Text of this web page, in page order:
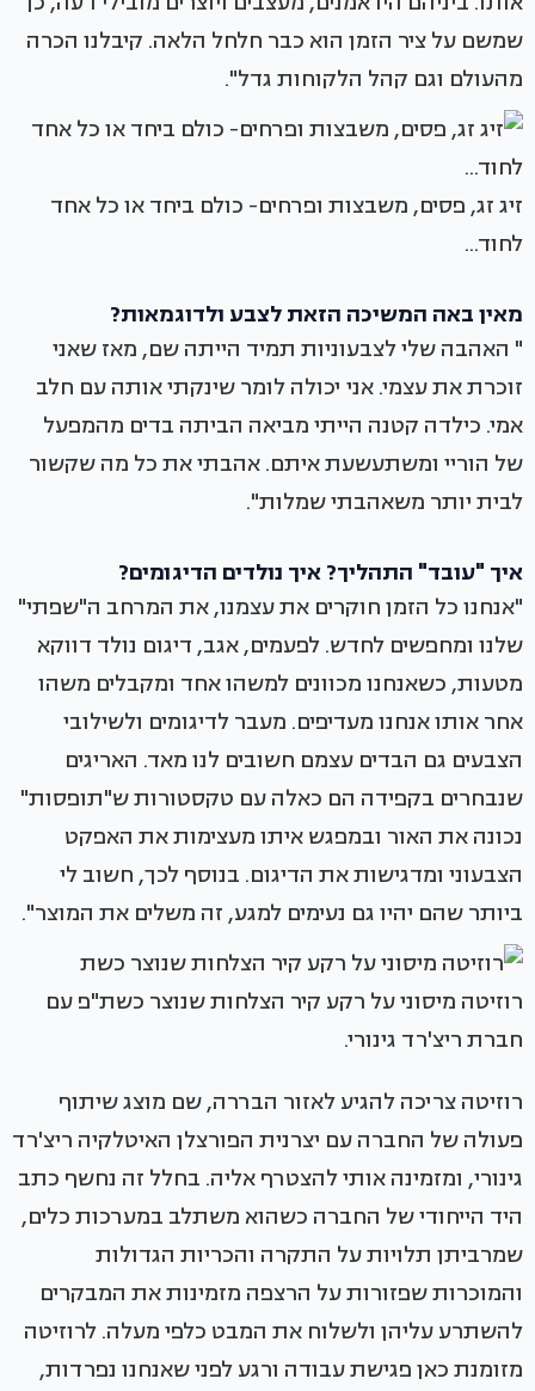
שמשם על ציר הזמן הוא כבר חלחל הלאה. קיבלנו הכרה
מהעולם וגם קהל הלקוחות גדל".
זיג זג, פסים, משבצות ופרחים- כולם ביחד או כל אחד
לחוד...
מאין באה המשיכה הזאת לצבע ולדוגמאות?
" האהבה שלי לצבעוניות תמיד הייתה שם, מאז שאני
זוכרת את עצמי. אני יכולה לומר שינקתי אותה עם חלב
אמי. כילדה קטנה הייתי מביאה הביתה בדים מהמפעל
של הוריי ומשתעשעת איתם. אהבתי את כל מה שקשור
לבית יותר משאהבתי שמלות".
איך "עובד" התהליך? איך נולדים הדיגומים?
"אנחנו כל הזמן חוקרים את עצמנו, את המרחב ה"שפתי"
שלנו ומחפשים לחדש. לפעמים, אגב, דיגום נולד דווקא
מטעות, כשאנחנו מכוונים למשהו אחד ומקבלים משהו
אחר אותו אנחנו מעדיפים. מעבר לדיגומים ולשילובי
הצבעים גם הבדים עצמם חשובים לנו מאד. האריגים
שנבחרים בקפידה הם כאלה עם טקסטורות ש"תופסות"
נכונה את האור ובמפגש איתו מעצימות את האפקט
הצבעוני ומדגישות את הדיגום. בנוסף לכך, חשוב לי
ביותר שהם יהיו גם נעימים למגע, זה משלים את המוצר".
רוזיטה מיסוני על רקע קיר הצלחות שנוצר כשת"פ עם
חברת ריצ'רד גינורי.
רוזיטה צריכה להגיע לאזור הבררה, שם מוצג שיתוף
פעולה של החברה עם יצרנית הפורצלן האיטלקיה ריצ'רד
גינורי, ומזמינה אותי להצטרף אליה. בחלל זה נחשף כתב
היד הייחודי של החברה כשהוא משתלב במערכות כלים,
שמרביתן תלויות על התקרה והכריות הגדולות
והמוכרות שפזורות על הרצפה מזמינות את המבקרים
להשתרע עליהן ולשלוח את המבט כלפי מעלה. לרוזיטה
מזומנת כאן פגישת עבודה ורגע לפני שאנחנו נפרדות,